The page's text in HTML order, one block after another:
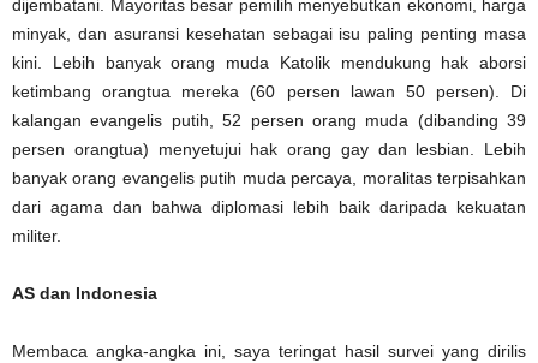
dijembatani. Mayoritas besar pemilih menyebutkan ekonomi, harga
minyak, dan asuransi kesehatan sebagai isu paling penting masa
kini. Lebih banyak orang muda Katolik mendukung hak aborsi
ketimbang orangtua mereka (60 persen lawan 50 persen). Di
kalangan evangelis putih, 52 persen orang muda (dibanding 39
persen orangtua) menyetujui hak orang gay dan lesbian. Lebih
banyak orang evangelis putih muda percaya, moralitas terpisahkan
dari agama dan bahwa diplomasi lebih baik daripada kekuatan
militer.
AS dan Indonesia
Membaca angka-angka ini, saya teringat hasil survei yang dirilis